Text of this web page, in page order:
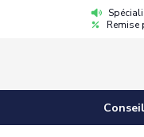
Remise
Conseil